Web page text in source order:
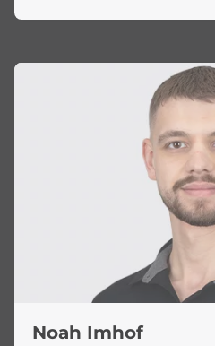
Noah Imhof